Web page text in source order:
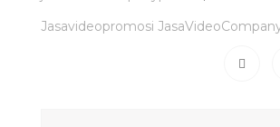
Jasavideopromosi